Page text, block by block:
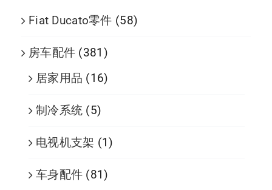
Fiat Ducato零件 (58)
房车配件 (381)
居家用品 (16)
制冷系统 (5)
电视机支架 (1)
车身配件 (81)